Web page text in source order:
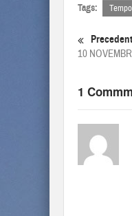
Tags:
10
1